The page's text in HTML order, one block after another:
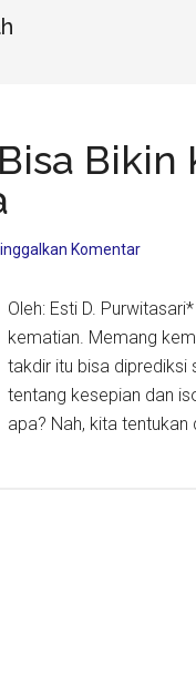
Komentar
Oleh: Esti D.
kematian. Memang
takdir itu bisa diprediksi
tentang kesepian dan
apa? Nah, kita